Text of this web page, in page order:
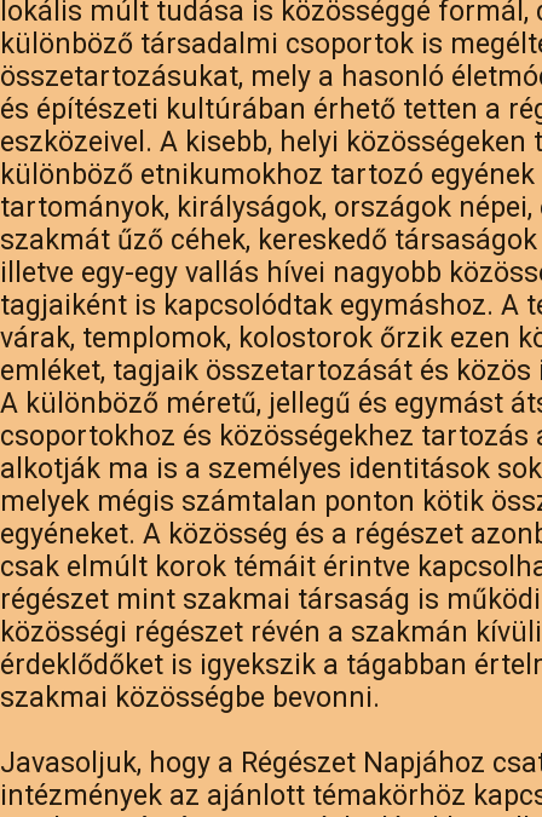
lokális múlt tudása is közösséggé formál,
különböző társadalmi csoportok is
összetartozásukat, mely a hasonló
és építészeti kultúrában érhető tetten a
eszközeivel. A kisebb, helyi közösségeken
különböző etnikumokhoz tartozó egyének
tartományok, királyságok, országok népei,
szakmát űző céhek, kereskedő
illetve egy-egy vallás hívei nagyobb
tagjaiként is kapcsolódtak egymáshoz. A
várak, templomok, kolostorok őrzik ezen
emléket, tagjaik összetartozását és
A különböző méretű, jellegű és egymást
csoportokhoz és közösségekhez tartozás
alkotják ma is a személyes identitások
melyek mégis számtalan ponton kötik
egyéneket. A közösség és a régészet
csak elmúlt korok témáit érintve
régészet mint szakmai társaság is
közösségi régészet révén a szakmán kívüli
érdeklődőket is igyekszik a tágabban
szakmai közösségbe bevonni.
Javasoljuk, hogy a Régészet Napjához
intézmények az ajánlott témakörhöz